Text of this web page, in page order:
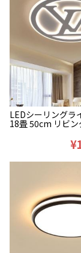
LEDシーリングラ
18畳 50cm リビン